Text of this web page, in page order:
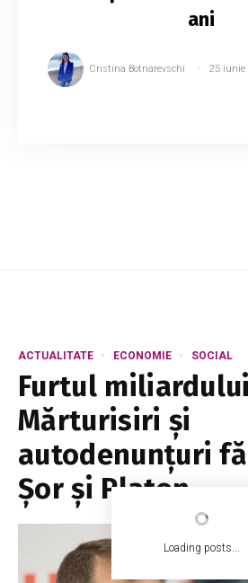
Loading posts...
ani
Cristina Botnarevschi 25 iunie
ACTUALITATE ECONOMIE SOCIAL
Furtul
Mărturisiri și
autodenunțuri
Șor și Platon